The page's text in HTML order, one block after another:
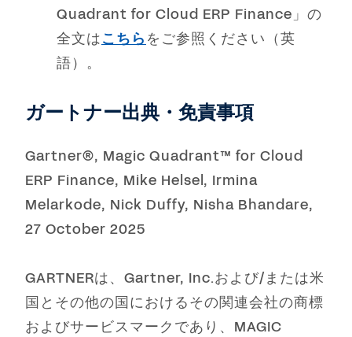
Quadrant for Cloud ERP Finance」の
全文はこちら をご参照ください（英
語）。
ガートナー出典・免責事項
Gartner®, Magic Quadrant™ for Cloud
ERP Finance, Mike Helsel, Irmina
Melarkode, Nick Duffy, Nisha Bhandare,
27 October 2025
GARTNERは、Gartner, Inc.および/または米
国とその他の国におけるその関連会社の商標
およびサービスマークであり、MAGIC